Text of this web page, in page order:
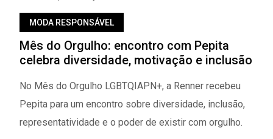
MODA RESPONSÁVEL
Mês do Orgulho: encontro com Pepita
celebra diversidade, motivação e inclusão
No Mês do Orgulho LGBTQIAPN+, a Renner recebeu
Pepita para um encontro sobre diversidade, inclusão,
representatividade e o poder de existir com orgulho.